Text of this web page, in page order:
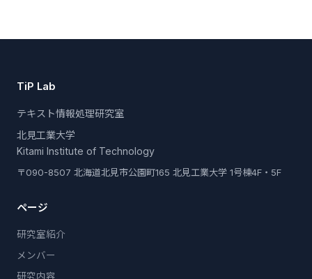
TiP Lab
テキスト情報処理研究室
北見工業大学
Kitami Institute of Technology
〒090-8507 北海道北見市公園町165 北見工業大学 1号棟4F・5F
ページ
研究室紹介
メンバー
研究内容